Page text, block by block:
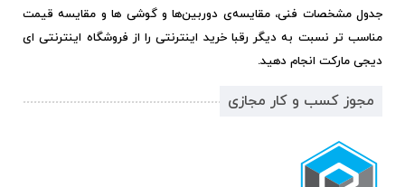
جدول مشخصات فنی، مقایسه‌ی دوربین‌ها و گوشی ها و مقایسه قیمت
مناسب تر نسبت به دیگر رقبا خرید اینترنتی را از فروشگاه اینترنتی ای
دیجی مارکت انجام دهید.
مجوز کسب و کار مجازی